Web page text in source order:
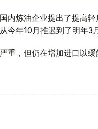
内炼油企业提出了提高
今年10月推迟到了明年3月
重，但仍在增加进口以